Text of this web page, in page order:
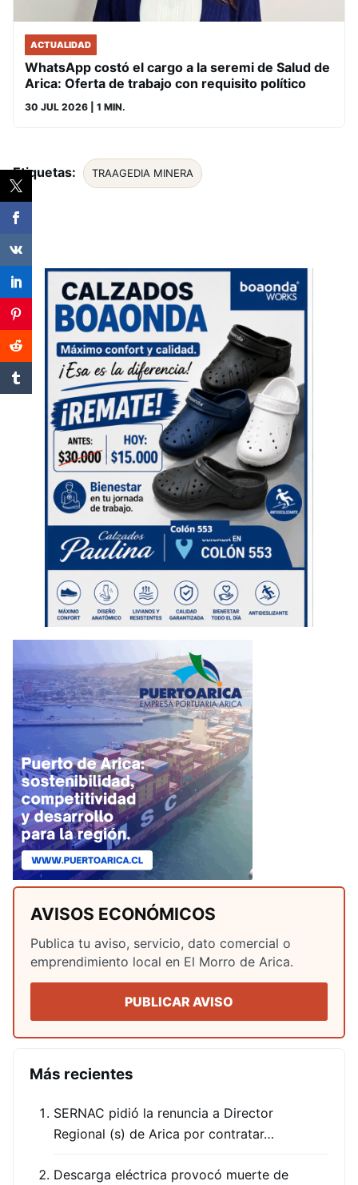
ACTUALIDAD
WhatsApp costó el cargo a la seremi de Salud de
Arica: Oferta de trabajo con requisito político
30 JUL 2026 | 1 MIN.
Etiquetas: TRAAGEDIA MINERA
AVISOS ECONÓMICOS
Publica tu aviso, servicio, dato comercial o
emprendimiento local en El Morro de Arica.
PUBLICAR AVISO
Más recientes
SERNAC pidió la renuncia a Director
Regional (s) de Arica por contratar…
Descarga eléctrica provocó muerte de